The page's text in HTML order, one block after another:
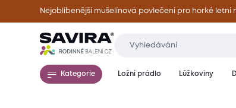
Nejoblíbenější mušelínová povlečení pro horké letní
Kategorie Ložní prádlo Lůžkoviny